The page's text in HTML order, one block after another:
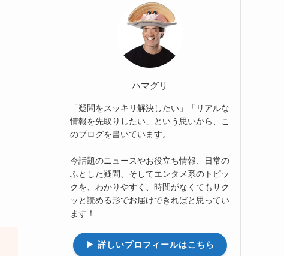
ハマグリ
「疑問をスッキリ解決したい」「リアルな
情報を先取りしたい」という思いから、こ
のブログを書いています。
今話題のニュースやお役立ち情報、日常の
ふとした疑問、そしてエンタメ系のトピッ
クを、わかりやすく、時間がなくてもサク
ッと読める形でお届けできればと思ってい
ます！
▶︎ 詳しいプロフィールはこちら